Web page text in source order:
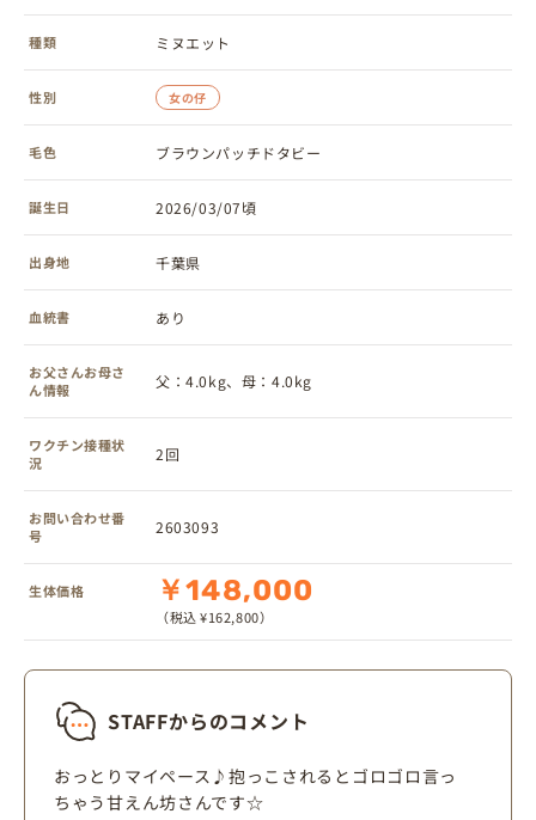
種類 ミヌエット
性別 女の仔
毛色 ブラウンパッチドタビー
誕生日 2026/03/07頃
出身地 千葉県
血統書 あり
お父さんお母さ
ん情報
父：4.0kg、母：4.0kg
ワクチン接種状
況
2回
お問い合わせ番
号
2603093
生体価格 ￥148,000
（税込 ¥162,800）
STAFFからのコメント
おっとりマイペース♪抱っこされるとゴロゴロ言っ
ちゃう甘えん坊さんです☆